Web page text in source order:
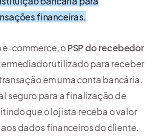
financeiras.
commerce, o PSP do recebedor
utilizado para receber
em uma conta bancária.
seguro para a finalização de
que o lojista receba o valor
dados financeiros do cliente.